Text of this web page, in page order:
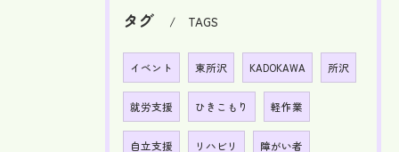
タグ TAGS
イベント 東所沢 KADOKAWA 所沢
就労支援 ひきこもり 軽作業
自立支援 リハビリ 障がい者